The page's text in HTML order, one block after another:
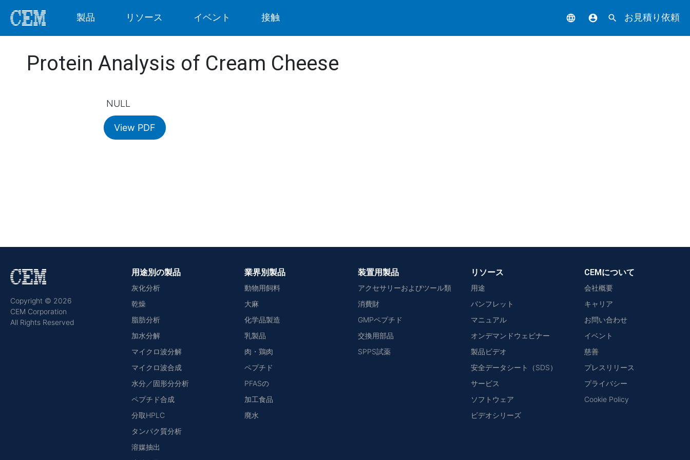
製品 リソース イベント 接触 language account_circle search お見積り依頼
Protein Analysis of Cream Cheese
NULL
View PDF
Copyright © 2026
CEM Corporation
All Rights Reserved
用途別の製品
灰化分析
乾燥
脂肪分析
加水分解
マイクロ波分解
マイクロ波合成
水分／固形分分析
ペプチド合成
分取HPLC
タンパク質分析
溶媒抽出
業界別製品
動物用飼料
大麻
化学品製造
乳製品
肉・鶏肉
ペプチド
PFASの
加工食品
廃水
装置用製品
アクセサリーおよびツール類
消費財
GMPペプチド
交換用部品
SPPS試薬
リソース
用途
パンフレット
マニュアル
オンデマンドウェビナー
製品ビデオ
安全データシート（SDS）
サービス
ソフトウェア
ビデオシリーズ
CEMについて
会社概要
キャリア
お問い合わせ
イベント
慈善
プレスリリース
プライバシー
Cookie Policy